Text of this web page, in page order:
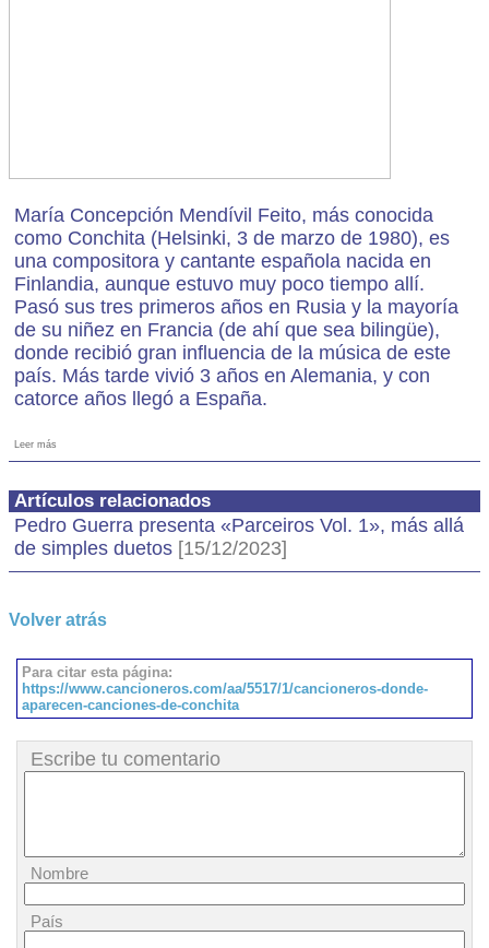
María Concepción Mendívil Feito, más conocida
como Conchita (Helsinki, 3 de marzo de 1980), es
una compositora y cantante española nacida en
Finlandia, aunque estuvo muy poco tiempo allí.
Pasó sus tres primeros años en Rusia y la mayoría
de su niñez en Francia (de ahí que sea bilingüe),
donde recibió gran influencia de la música de este
país. Más tarde vivió 3 años en Alemania, y con
catorce años llegó a España.
Leer más
Artículos relacionados
Pedro Guerra presenta «Parceiros Vol. 1», más allá
de simples duetos [15/12/2023]
Volver atrás
Para citar esta página:
https://www.cancioneros.com/aa/5517/1/cancioneros-donde-
aparecen-canciones-de-conchita
Escribe tu comentario
Nombre
País